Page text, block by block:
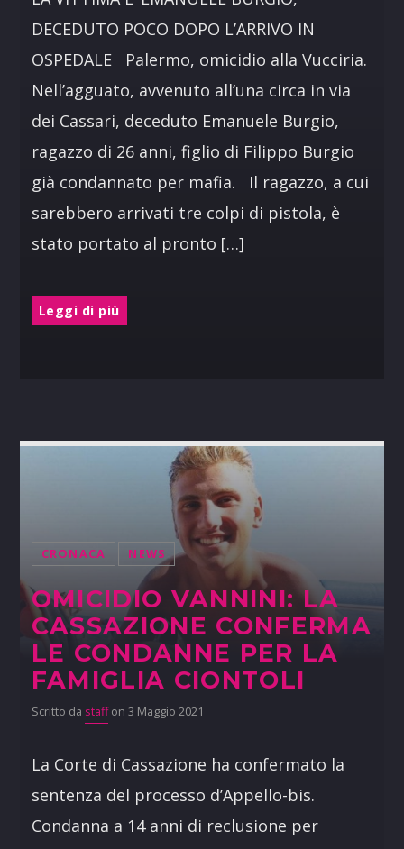
DECEDUTO POCO DOPO L’ARRIVO IN
OSPEDALE Palermo, omicidio alla Vucciria.
Nell’agguato, avvenuto all’una circa in via
dei Cassari, deceduto Emanuele Burgio,
ragazzo di 26 anni, figlio di Filippo Burgio
già condannato per mafia. Il ragazzo, a cui
sarebbero arrivati tre colpi di pistola, è
stato portato al pronto […]
Leggi di più
CRONACA NEWS
OMICIDIO VANNINI: LA
CASSAZIONE CONFERMA
LE CONDANNE PER LA
FAMIGLIA CIONTOLI
Scritto da staffon 3 Maggio 2021
La Corte di Cassazione ha confermato la
sentenza del processo d’Appello-bis.
Condanna a 14 anni di reclusione per